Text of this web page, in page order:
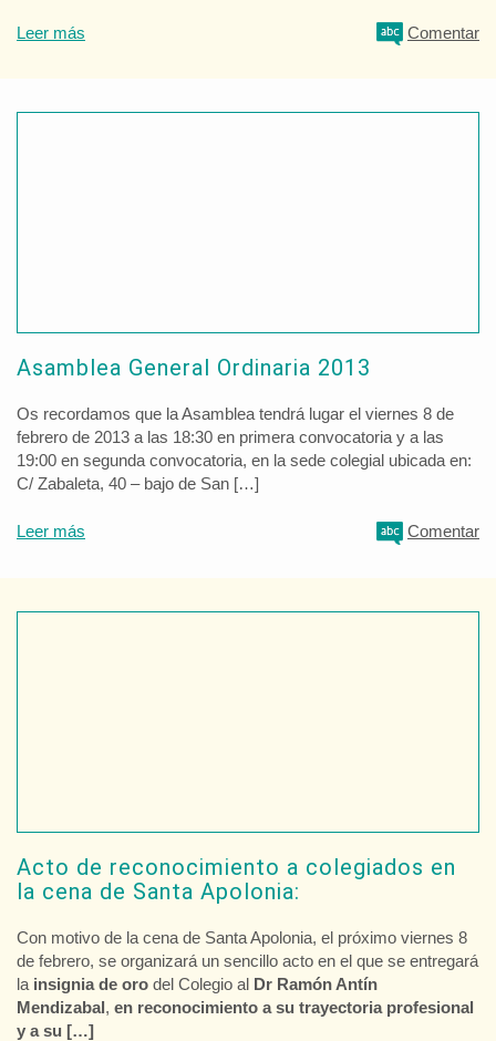
Leer más Comentar
Asamblea General Ordinaria 2013
Os recordamos que la Asamblea tendrá lugar el viernes 8 de
febrero de 2013 a las 18:30 en primera convocatoria y a las
19:00 en segunda convocatoria, en la sede colegial ubicada en:
C/ Zabaleta, 40 – bajo de San […]
Leer más Comentar
Acto de reconocimiento a colegiados en
la cena de Santa Apolonia:
Con motivo de la cena de Santa Apolonia, el próximo viernes 8
de febrero, se organizará un sencillo acto en el que se entregará
la insignia de oro del Colegio al Dr Ramón Antín
Mendizabal, en reconocimiento a su trayectoria profesional
y a su […]